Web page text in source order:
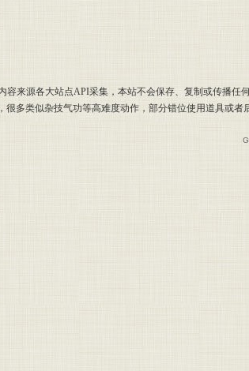
容来源各大站点API采集，本站不会保存、复制或传播任
多类似杂技气功等高难度动作，部分错位使用道具或